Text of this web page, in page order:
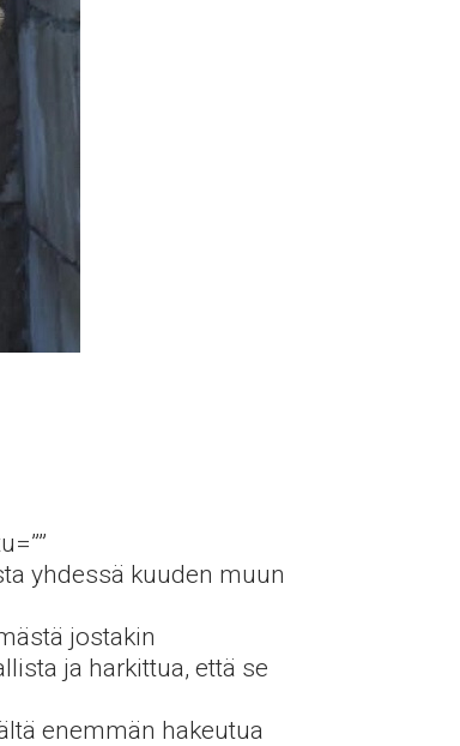
yhdessä kuuden muun
jostakin
ja harkittua, että se
enemmän hakeutua